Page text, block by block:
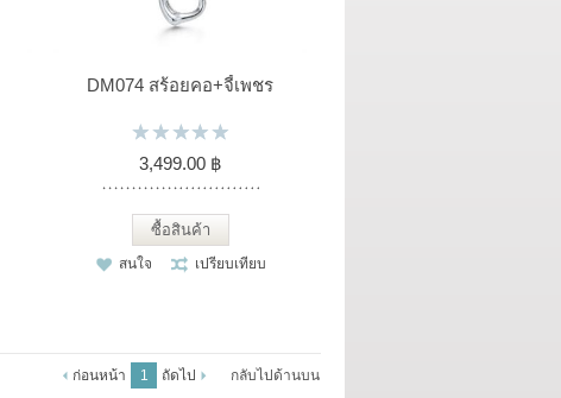
DM074 สร้อยคอ+จี้เพชร
3,499.00 ฿
ซื้อสินค้า
สนใจ เปรียบเทียบ
กลับไปด้านบน
ก่อนหน้า 1 ถัดไป